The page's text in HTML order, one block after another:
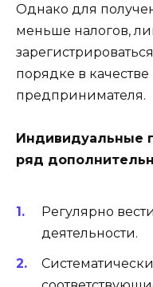
Однако для
меньше налогов,
порядке в
предпринимателя.
Индивидуальные
ряд
Регулярно
деятельности.